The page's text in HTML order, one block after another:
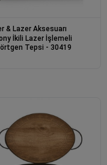
& Lazer Aksesuarı
İkili Lazer İşlemeli
Tepsi - 30419